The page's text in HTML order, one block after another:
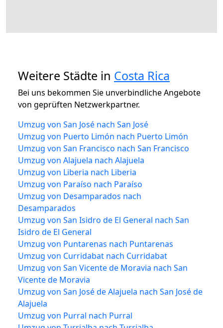
Weitere Städte in Costa Rica
Bei uns bekommen Sie unverbindliche Angebote
von geprüften Netzwerkpartner.
Umzug von San José nach San José
Umzug von Puerto Limón nach Puerto Limón
Umzug von San Francisco nach San Francisco
Umzug von Alajuela nach Alajuela
Umzug von Liberia nach Liberia
Umzug von Paraíso nach Paraíso
Umzug von Desamparados nach
Desamparados
Umzug von San Isidro de El General nach San
Isidro de El General
Umzug von Puntarenas nach Puntarenas
Umzug von Curridabat nach Curridabat
Umzug von San Vicente de Moravia nach San
Vicente de Moravia
Umzug von San José de Alajuela nach San José de
Alajuela
Umzug von Purral nach Purral